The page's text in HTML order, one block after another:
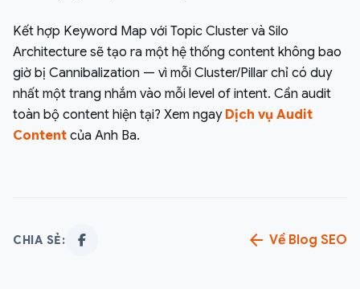
Kết hợp Keyword Map với Topic Cluster và Silo
Architecture sẽ tạo ra một hệ thống content không bao
giờ bị Cannibalization — vì mỗi Cluster/Pillar chỉ có duy
nhất một trang nhắm vào mỗi level of intent. Cần audit
toàn bộ content hiện tại? Xem ngay Dịch vụ Audit
Content của Anh Ba.
CHIA SẺ: arrow_back Về Blog SEO